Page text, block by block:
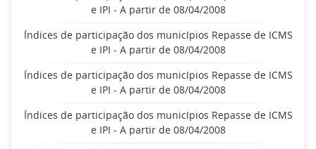
e IPI - A partir de 08/04/2008
Índices de participação dos municípios Repasse de ICMS
e IPI - A partir de 08/04/2008
Índices de participação dos municípios Repasse de ICMS
e IPI - A partir de 08/04/2008
Índices de participação dos municípios Repasse de ICMS
e IPI - A partir de 08/04/2008